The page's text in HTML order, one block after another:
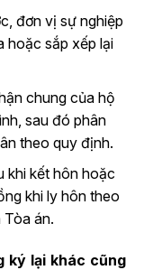
đơn vị sự nghiệp
hoặc sắp xếp lại
chung của hộ
sau đó phân
theo quy định.
khi kết hôn hoặc
khi ly hôn theo
án.
ký lại khác cũng